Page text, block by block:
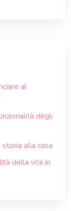
al
degli
alla casa
della vita in